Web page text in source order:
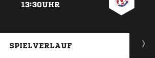
13:30UHR
SPIELVERLAUF